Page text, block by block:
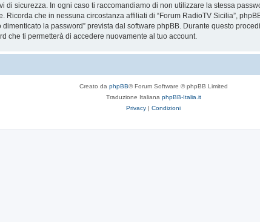
di sicurezza. In ogni caso ti raccomandiamo di non utilizzare la stessa
Ricorda che in nessuna circostanza affiliati di “Forum RadioTV Sicilia”,
la password” prevista dal software phpBB. Durante questo
che ti permetterà di accedere nuovamente al tuo account.
Creato da phpBB® Forum Software © phpBB Limited
Traduzione Italiana phpBB-Italia.it
Privacy | Condizioni